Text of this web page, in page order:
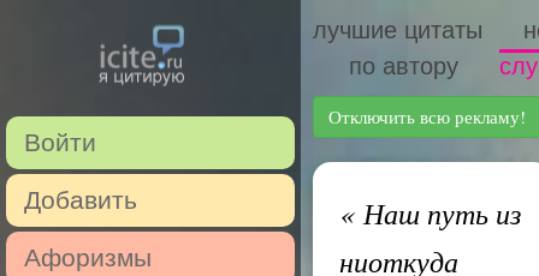
Войти
Добавить
Афоризмы
лучшие цитаты
по автору
Отключить всю рекламу!
«Наш путь из
ниоткуда